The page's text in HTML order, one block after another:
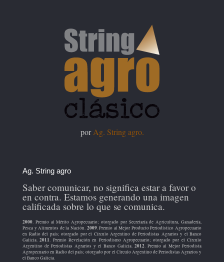
porAg. String agro.
Ag. String agro
Saber comunicar, no significa estar a favor o
en contra. Estamos generando una imagen
calificada sobre lo que se comunica.
2000. Premio al Mérito Agropecuario; otorgado por Secretaría de Agricultura, Ganadería,
Pesca y Alimentos de la Nación. 2009. Premio al Mejor Producto Periodístico Agropecuario
en Radio del país; otorgado por el Círculo Argentino de Periodistas Agrarios y el Banco
Galicia.2011. Premio Revelación en Periodismo Agropecuario; otorgado por el Círculo
Argentino de Periodistas Agrarios y el Banco Galicia. 2012. Premio al Mejor Periodista
Agropecuario en Radio del país; otorgado por el Círculo Argentino de Periodistas Agrarios y
el Banco Galicia.